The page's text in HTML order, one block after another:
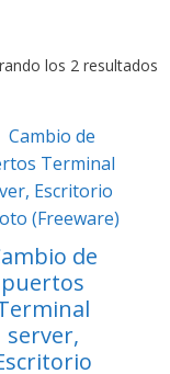
los 2 resultados
de
puertos
server,